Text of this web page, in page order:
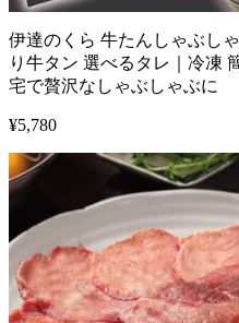
伊達のくら 牛たんしゃぶし
り牛タン 選べるタレ｜冷凍
宅で贅沢なしゃぶしゃぶに
¥5,780